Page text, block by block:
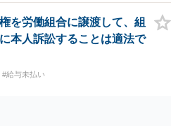
も有効です。就業規則の変更では変
働契約法１０条但書）は、労働者の同
意がいるとされる場合も十分にあり
であれば労働契約法１０条本文に基
理性の要件の有無が問題となりま
相当性、その他の要素から判断され
念しております。法的責任をきちん
にかなり詳しく、上記に関係した法
、法的に正確に分析してもらい、今
を労働組合に譲渡して、組
本人訴訟することは適法で
#給与未払い